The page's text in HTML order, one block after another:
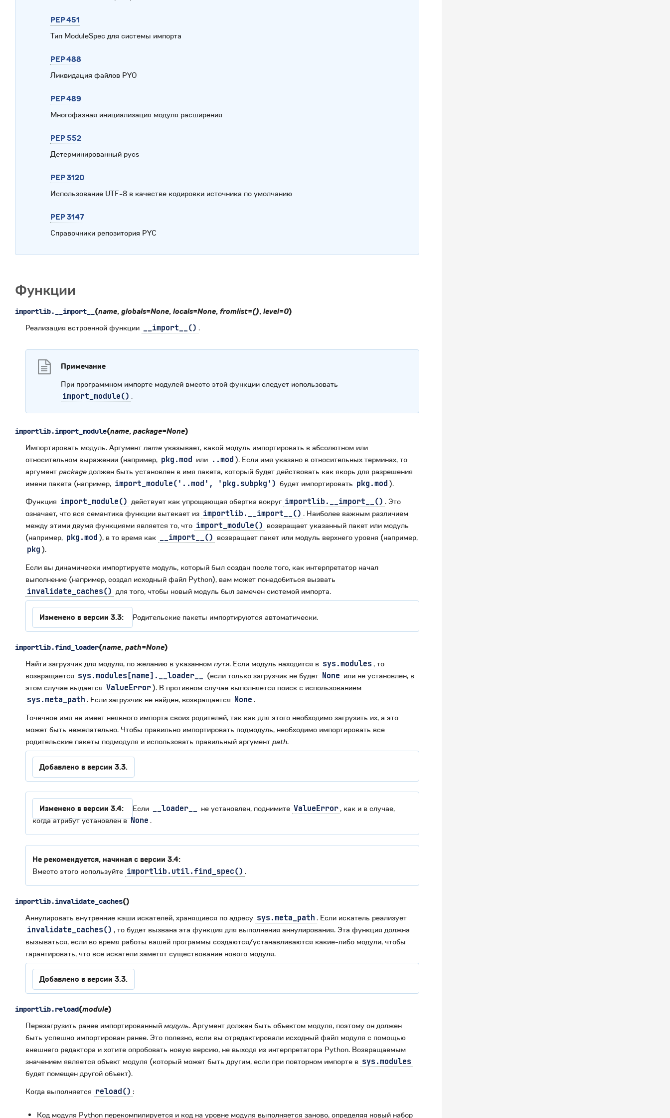
PEP 451
Тип ModuleSpec для системы импорта
PEP 488
Ликвидация файлов PYO
PEP 489
Многофазная инициализация модуля расширения
PEP 552
Детерминированный pycs
PEP 3120
Использование UTF-8 в качестве кодировки источника по умолчанию
PEP 3147
Справочники репозитория PYC
Функции
importlib. __import__ (name, globals=None, locals=None, fromlist=(), level=0)
Реализация встроенной функции __import__() .
Примечание
При программном импорте модулей вместо этой функции следует использовать
import_module() .
importlib.import_module(name, package=None)
Импортировать модуль. Аргумент name указывает, какой модуль импортировать в абсолютном или
относительном выражении (например, pkg.mod или ..mod ). Если имя указано в относительных терминах, то
аргумент packageдолжен быть установлен в имя пакета, который будет действовать как якорь для разрешения
имени пакета (например, import_module('..mod', 'pkg.subpkg') будет импортировать pkg.mod ).
Функция import_module() действует как упрощающая обертка вокруг importlib.__import__() . Это
означает, что вся семантика функции вытекает из importlib.__import__() . Наиболее важным различием
между этими двумя функциями является то, что import_module() возвращает указанный пакет или модуль
(например, pkg.mod ), в то время как __import__() возвращает пакет или модуль верхнего уровня (например,
pkg ).
Если вы динамически импортируете модуль, который был создан после того, как интерпретатор начал
выполнение (например, создал исходный файл Python), вам может понадобиться вызвать
invalidate_caches() для того, чтобы новый модуль был замечен системой импорта.
Изменено в версии 3.3: Родительские пакеты импортируются автоматически.
importlib.find_loader(name, path=None)
Найти загрузчик для модуля, по желанию в указанном пути. Если модуль находится в sys.modules , то
возвращается sys.modules[name].__loader__ (если только загрузчик не будет None или не установлен, в
этом случае выдается ValueError). В противном случае выполняется поиск с использованием
sys.meta_path . Если загрузчик не найден, возвращается None .
Точечное имя не имеет неявного импорта своих родителей, так как для этого необходимо загрузить их, а это
может быть нежелательно. Чтобы правильно импортировать подмодуль, необходимо импортировать все
родительские пакеты подмодуля и использовать правильный аргумент path.
Добавлено в версии 3.3.
Изменено в версии 3.4: Если __loader__ не установлен, поднимите ValueError, как и в случае,
когда атрибут установлен вNone .
Не рекомендуется, начиная с версии 3.4:
Вместо этого используйте importlib.util.find_spec() .
importlib.invalidate_caches()
Аннулировать внутренние кэши искателей, хранящиеся по адресу sys.meta_path . Если искатель реализует
invalidate_caches() , то будет вызвана эта функция для выполнения аннулирования. Эта функция должна
вызываться, если во время работы вашей программы создаются/устанавливаются какие-либо модули, чтобы
гарантировать, что все искатели заметят существование нового модуля.
Добавлено в версии 3.3.
importlib.reload(module)
Перезагрузить ранее импортированный модуль. Аргумент должен быть объектом модуля, поэтому он должен
быть успешно импортирован ранее. Это полезно, если вы отредактировали исходный файл модуля с помощью
внешнего редактора и хотите опробовать новую версию, не выходя из интерпретатора Python. Возвращаемым
значением является объект модуля (который может быть другим, если при повторном импорте в sys.modules
будет помещен другой объект).
Когда выполняется reload() :
Код модуля Python перекомпилируется и код на уровне модуля выполняется заново, определяя новый набор